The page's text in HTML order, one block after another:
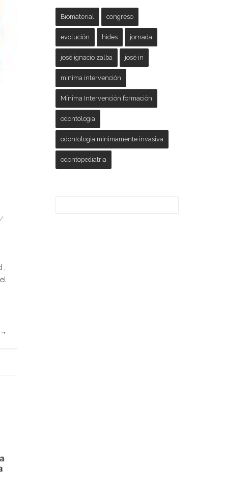
→
Biomaterial congreso
evolución hides jornada
josé ignacio zalba josé in
minima intervención
Mínima Intervención formación
odontologia
odontologia minimamente invasiva
odontopediatria